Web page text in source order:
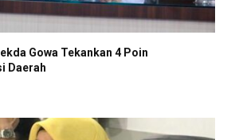
Gowa Tekankan 4 Poin
Daerah